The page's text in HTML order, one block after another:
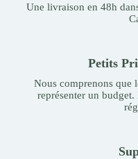
Une livraison en 48h
Petits
Nous comprenons que
représenter un